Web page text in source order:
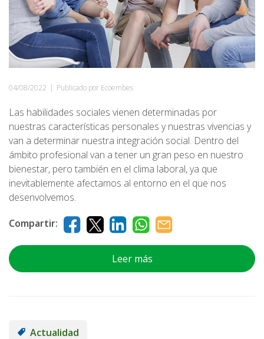
04/08/2022 | Publicado por Ecoembes
Las habilidades sociales vienen determinadas por
nuestras características personales y nuestras vivencias y
van a determinar nuestra integración social. Dentro del
ámbito profesional van a tener un gran peso en nuestro
bienestar, pero también en el clima laboral, ya que
inevitablemente afectamos al entorno en el que nos
desenvolvemos.
Compartir:
Leer más
Actualidad